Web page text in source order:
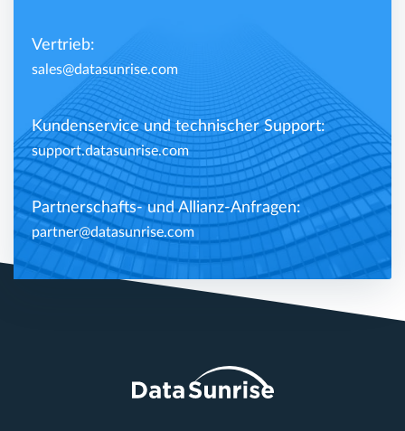
Vertrieb:
sales@datasunrise.com
Kundenservice und technischer Support:
support.datasunrise.com
Partnerschafts- und Allianz-Anfragen:
partner@datasunrise.com